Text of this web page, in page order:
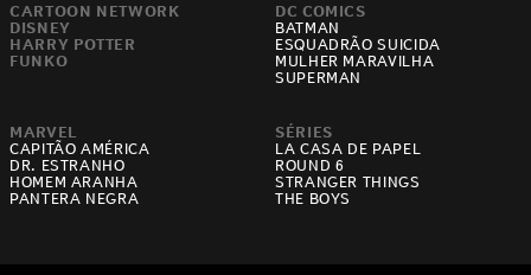
CARTOON NETWORK
DISNEY
HARRY POTTER
FUNKO
DC COMICS
BATMAN
ESQUADRÃO SUICIDA
MULHER MARAVILHA
SUPERMAN
MARVEL
CAPITÃO AMÉRICA
DR. ESTRANHO
HOMEM ARANHA
PANTERA NEGRA
SÉRIES
LA CASA DE PAPEL
ROUND 6
STRANGER THINGS
THE BOYS